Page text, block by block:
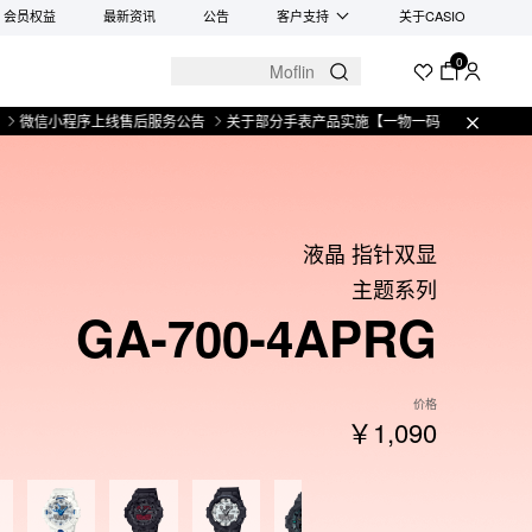
会员权益 最新资讯 公告 客户支持 关于CASIO
0
序上线售后服务公告 关于部分手表产品实施【一物一码】管理的公告
液晶 指针双显
主题系列
GA-700-4APRG
价格
￥1,090